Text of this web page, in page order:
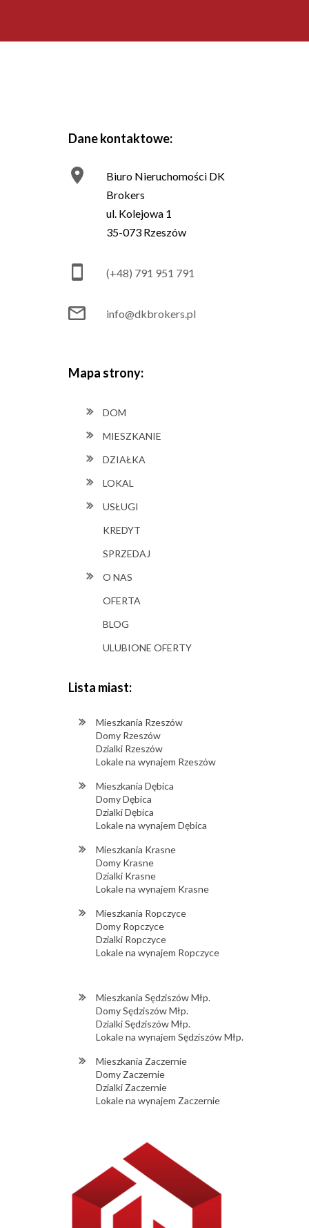
Dane kontaktowe:
Biuro Nieruchomości DK
Brokers
ul. Kolejowa 1
35-073 Rzeszów
(+48) 791 951 791
info@dkbrokers.pl
Mapa strony:
DOM
MIESZKANIE
DZIAŁKA
LOKAL
USŁUGI
KREDYT
SPRZEDAJ
O NAS
OFERTA
BLOG
ULUBIONE OFERTY
Lista miast:
Mieszkania Rzeszów
Domy Rzeszów
Dzialki Rzeszów
Lokale na wynajem Rzeszów
Mieszkania Dębica
Domy Dębica
Dzialki Dębica
Lokale na wynajem Dębica
Mieszkania Krasne
Domy Krasne
Dzialki Krasne
Lokale na wynajem Krasne
Mieszkania Ropczyce
Domy Ropczyce
Dzialki Ropczyce
Lokale na wynajem Ropczyce
Mieszkania Sędziszów Młp.
Domy Sędziszów Młp.
Dzialki Sędziszów Młp.
Lokale na wynajem Sędziszów Młp.
Mieszkania Zaczernie
Domy Zaczernie
Dzialki Zaczernie
Lokale na wynajem Zaczernie